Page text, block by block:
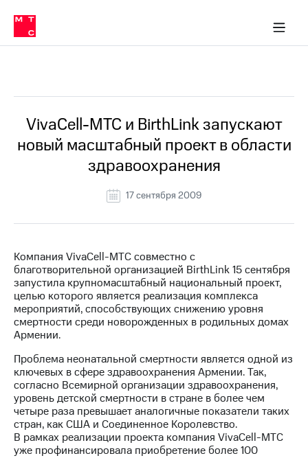
Медиа-центр
и акционерам
Устойчивое развитие
Комплаенс и деловая этика
компании
Карьера
История
компании
Руководство
информация
Контакты
Медиа-центр
Пресс-
релизы
МТС
о технологиях
Достижения
Интервью
Финансовая
отчетность
в МТС
Пресс-
релизы
о технологиях
VivaCell-МТС и BirthLink запускают
новый масштабный проект в области
здравоохранения
17 сентября 2009
Компания VivaCell-МТС совместно с
благотворительной организацией BirthLink 15 сентября
запустила крупномасштабный национальный проект,
целью которого является реализация комплекса
мероприятий, способствующих снижению уровня
смертности среди новорожденных в родильных домах
Армении.
Проблема неонатальной смертности является одной из
ключевых в сфере здравоохранения Армении. Так,
согласно Всемирной организации здравоохранения,
уровень детской смертности в стране в более чем
четыре раза превышает аналогичные показатели таких
стран, как США и Соединенное Королевство.
В рамках реализации проекта компания VivaCell-МТС
уже профинансировала приобретение более 100